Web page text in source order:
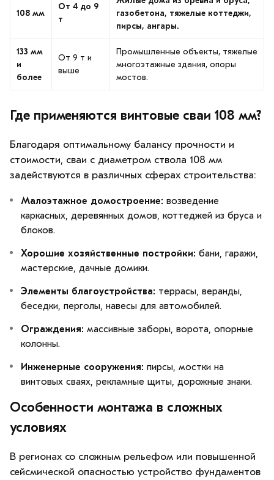
108 мм
От 4 до 9
т
газобетона, тяжелые коттеджи,
пирсы, ангары.
133 мм
и
более
От 9 т и
выше
Промышленные объекты, тяжелые
многоэтажные здания, опоры
мостов.
Где применяются винтовые сваи 108 мм?
Благодаря оптимальному балансу прочности и
стоимости, сваи с диаметром ствола 108 мм
задействуются в различных сферах строительства:
Малоэтажное домостроение: возведение
каркасных, деревянных домов, коттеджей из бруса и
блоков.
Хорошие хозяйственные постройки: бани, гаражи,
мастерские, дачные домики.
Элементы благоустройства: террасы, веранды,
беседки, перголы, навесы для автомобилей.
Ограждения: массивные заборы, ворота, опорные
колонны.
Инженерные сооружения: пирсы, мостки на
винтовых сваях, рекламные щиты, дорожные знаки.
Особенности монтажа в сложных
условиях
В регионах со сложным рельефом или повышенной
сейсмической опасностью устройство фундаментов